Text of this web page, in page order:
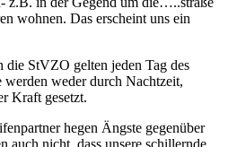
wohnen. Das erscheint uns ein
StVZO gelten jeden Tag des
werden weder durch Nachtzeit,
Kraft gesetzt.
hegen Ängste gegenüber
auch nicht, dass unsere schillernde